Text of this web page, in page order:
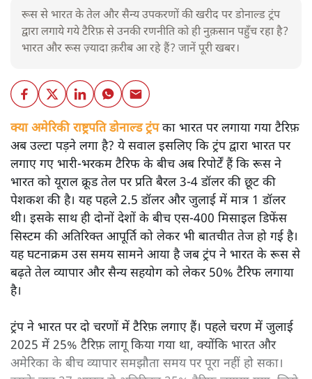
रूस से भारत के तेल और सैन्य उपकरणों की खरीद पर डोनाल्ड ट्रंप
द्वारा लगाये गये टैरिफ़ से उनकी रणनीति को ही नुक़सान पहुँच रहा है?
भारत और रूस ज़्यादा क़रीब आ रहे हैं? जानें पूरी खबर।
क्या अमेरिकी राष्ट्रपति डोनाल्ड ट्रंपका भारत पर लगाया गया टैरिफ़
अब उल्टा पड़ने लगा है? ये सवाल इसलिए कि ट्रंप द्वारा भारत पर
लगाए गए भारी-भरकम टैरिफ के बीच अब रिपोर्टें हैं कि रूस ने
भारत को यूराल क्रूड तेल पर प्रति बैरल 3-4 डॉलर की छूट की
पेशकश की है। यह पहले 2.5 डॉलर और जुलाई में मात्र 1 डॉलर
थी। इसके साथ ही दोनों देशों के बीच एस-400 मिसाइल डिफेंस
सिस्टम की अतिरिक्त आपूर्ति को लेकर भी बातचीत तेज हो गई है।
यह घटनाक्रम उस समय सामने आया है जब ट्रंप ने भारत के रूस से
बढ़ते तेल व्यापार और सैन्य सहयोग को लेकर 50% टैरिफ लगाया
है।
ट्रंप ने भारत पर दो चरणों में टैरिफ़ लगाए हैं। पहले चरण में जुलाई
2025 में 25% टैरिफ़ लागू किया गया था, क्योंकि भारत और
अमेरिका के बीच व्यापार समझौता समय पर पूरा नहीं हो सका।